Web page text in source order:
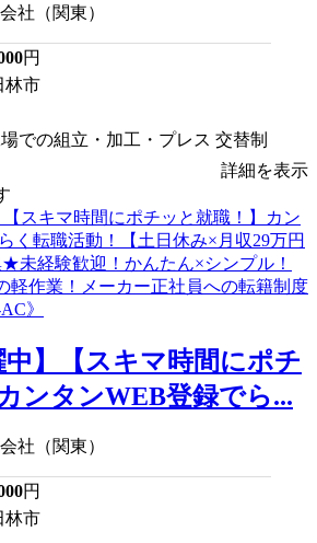
社（関東）
円
林市
での組立・加工・プレス 交替制
詳細を表示
中】【スキマ時間にポチ
ンタンWEB登録でら...
社（関東）
円
林市